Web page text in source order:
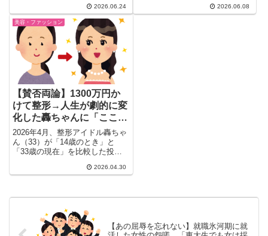
ツ問題・清潔感NG例から、実は
「好きな服でいい」派の意外な本
音まで、30選のリアルな声をま
とめました。夫の格好が気になる
30〜50代女性必見。
2026.06.24
女性たちのリアルな感想を一挙紹
介。白髪問題・髪質の変化・美容
2026.06.08
美容・ファッション
【賛否両論】1300万円か
けて整形→人生が劇的に変
化した轟ちゃんに「ここま
で変わるのすごい」｜ガル
ちゃんで議論沸騰
2026年4月、整形アイドル轟ちゃ
ん（33）が「14歳のとき」と
「33歳の現在」を比較した投稿
2026.04.30
【あの屈辱を忘れない】就職氷河期に就